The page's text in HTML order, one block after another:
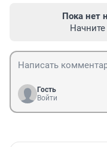
Пока нет
Гость
Войти